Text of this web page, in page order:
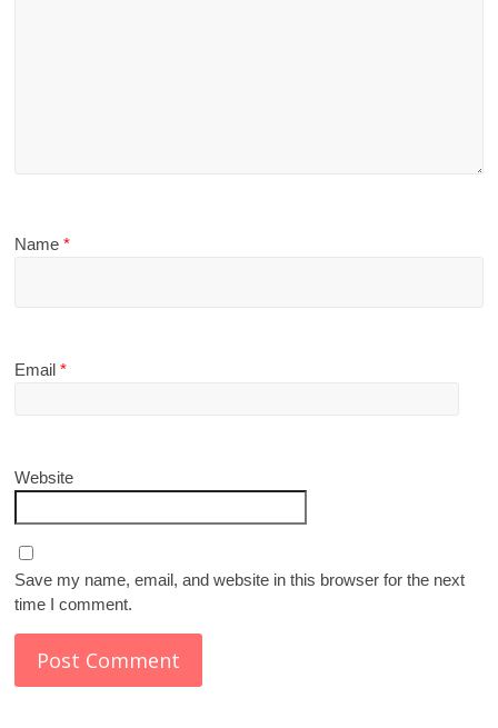
Name*
Email*
Website
Save my name, email, and website in this browser for the next
time I comment.